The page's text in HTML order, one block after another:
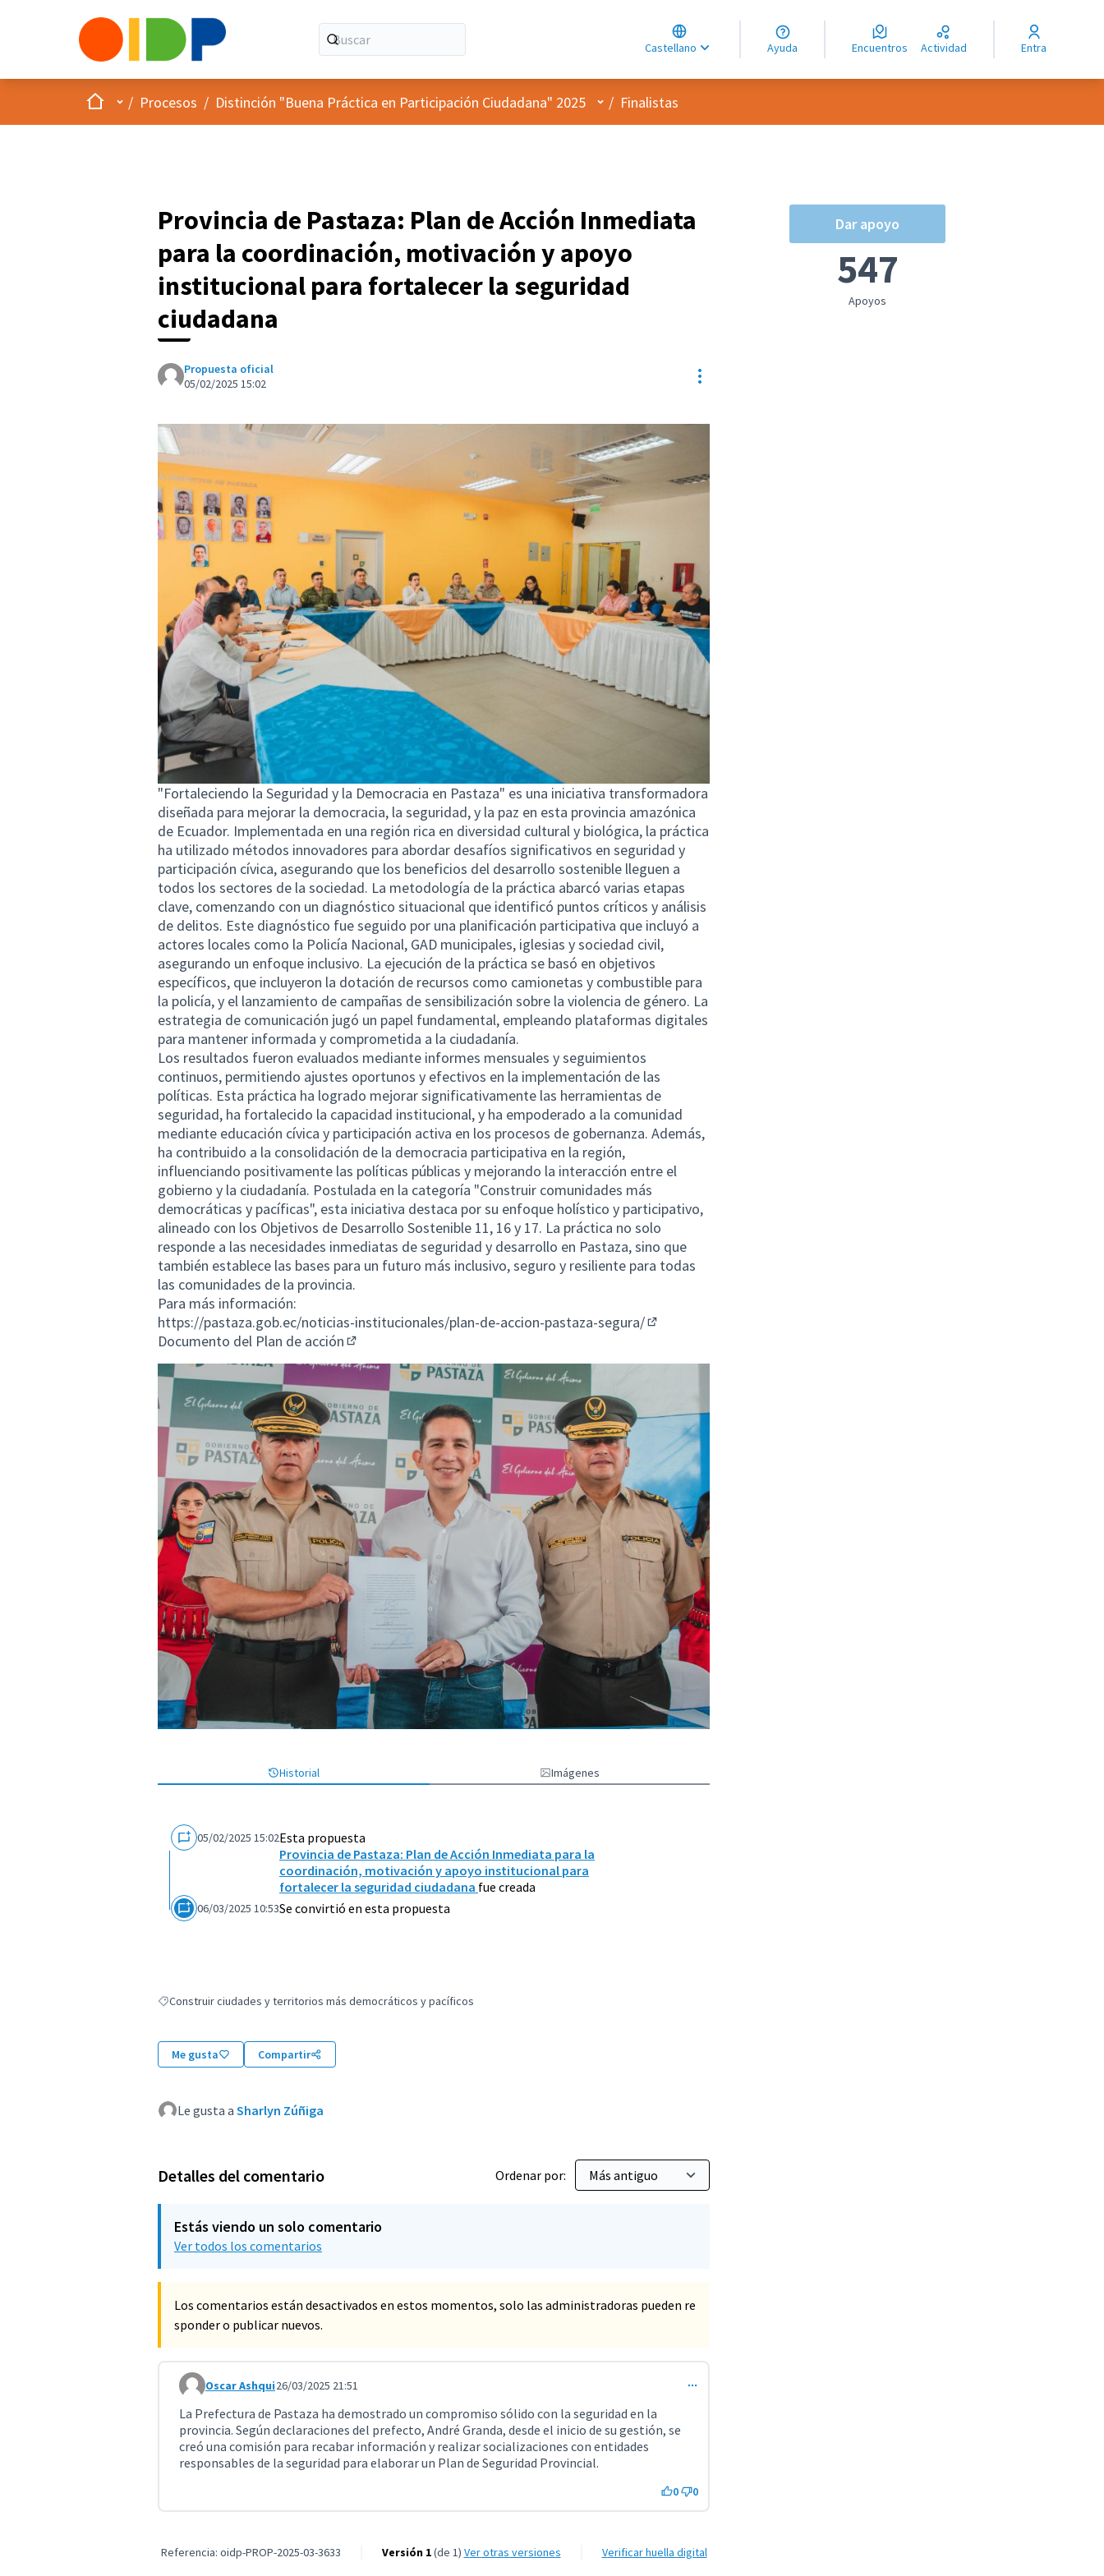
Castellano
Choose language
Choisir la langue
Elegir el idioma
Ayuda Encuentros Actividad Entra
InicioMenú principal
/ Procesos / Distinción "Buena Práctica en Participación Ciudadana" 2025 Menú de usuario
/ Finalistas
Provincia de Pastaza: Plan de Acción Inmediata
para la coordinación, motivación y apoyo
institucional para fortalecer la seguridad
ciudadana
Propuesta oficial
05/02/2025 15:02
Controles de recursos
"Fortaleciendo la Seguridad y la Democracia en Pastaza" es una iniciativa transformadora
diseñada para mejorar la democracia, la seguridad, y la paz en esta provincia amazónica
de Ecuador. Implementada en una región rica en diversidad cultural y biológica, la práctica
ha utilizado métodos innovadores para abordar desafíos significativos en seguridad y
participación cívica, asegurando que los beneficios del desarrollo sostenible lleguen a
todos los sectores de la sociedad. La metodología de la práctica abarcó varias etapas
clave, comenzando con un diagnóstico situacional que identificó puntos críticos y análisis
de delitos. Este diagnóstico fue seguido por una planificación participativa que incluyó a
actores locales como la Policía Nacional, GAD municipales, iglesias y sociedad civil,
asegurando un enfoque inclusivo. La ejecución de la práctica se basó en objetivos
específicos, que incluyeron la dotación de recursos como camionetas y combustible para
la policía, y el lanzamiento de campañas de sensibilización sobre la violencia de género. La
estrategia de comunicación jugó un papel fundamental, empleando plataformas digitales
para mantener informada y comprometida a la ciudadanía.
Los resultados fueron evaluados mediante informes mensuales y seguimientos
continuos, permitiendo ajustes oportunos y efectivos en la implementación de las
políticas. Esta práctica ha logrado mejorar significativamente las herramientas de
seguridad, ha fortalecido la capacidad institucional, y ha empoderado a la comunidad
mediante educación cívica y participación activa en los procesos de gobernanza. Además,
ha contribuido a la consolidación de la democracia participativa en la región,
influenciando positivamente las políticas públicas y mejorando la interacción entre el
gobierno y la ciudadanía. Postulada en la categoría "Construir comunidades más
democráticas y pacíficas", esta iniciativa destaca por su enfoque holístico y participativo,
alineado con los Objetivos de Desarrollo Sostenible 11, 16 y 17. La práctica no solo
responde a las necesidades inmediatas de seguridad y desarrollo en Pastaza, sino que
también establece las bases para un futuro más inclusivo, seguro y resiliente para todas
las comunidades de la provincia.
Para más información:
https://pastaza.gob.ec/noticias-institucionales/plan-de-accion-pastaza-segura/
Documento del Plan de acción
Historial Imágenes
05/02/2025 15:02Esta propuesta
Provincia de Pastaza: Plan de Acción Inmediata para la
coordinación, motivación y apoyo institucional para
fortalecer la seguridad ciudadana fue creada
06/03/2025 10:53Se convirtió en esta propuesta
Resultados al filtrar por: Construir ciudades y territorios más democráticos y pacíficos
Construir ciudades y territorios más democráticos y pacíficos
Me gusta Compartir
Le gusta a Sharlyn Zúñiga
Dar apoyo
547
Apoyos
Detalles del comentario Ordenar por:
Estás viendo un solo comentario
Ver todos los comentarios
Los comentarios están desactivados en estos momentos, solo las administradoras pueden re
sponder o publicar nuevos.
Comentario 10985
Oscar Ashqui26/03/2025 21:51
La Prefectura de Pastaza ha demostrado un compromiso sólido con la seguridad en la
provincia. Según declaraciones del prefecto, André Granda, desde el inicio de su gestión, se
creó una comisión para recabar información y realizar socializaciones con entidades
responsables de la seguridad para elaborar un Plan de Seguridad Provincial.
0 0
Referencia: oidp-PROP-2025-03-3633 Versión 1(de 1) ver otras versiones Verificar huella digital